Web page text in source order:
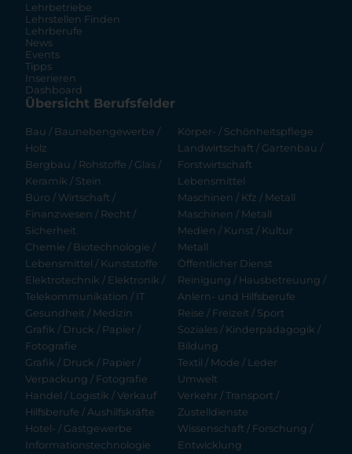
Lehrbetriebe
Lehrstellen Finden
Lehrberufe
News
Events
Tipps
Inserieren
Dashboard
Übersicht Berufsfelder
Bau / Baunebengewerbe /
Holz
Bergbau / Rohstoffe / Glas /
Keramik / Stein
Büro / Wirtschaft /
Finanzwesen / Recht /
Sicherheit
Chemie / Biotechnologie /
Lebensmittel / Kunststoffe
Elektrotechnik / Elektronik /
Telekommunikation / IT
Gesundheit / Medizin
Grafik / Druck / Papier /
Fotografie
Grafik / Druck / Papier /
Verpackung / Fotografie
Handel / Logistik / Verkauf
Hilfsberufe / Aushilfskräfte
Hotel- / Gastgewerbe
Informationstechnologie
Körper- / Schönheitspflege
Landwirtschaft / Gartenbau /
Forstwirtschaft
Lebensmittel
Maschinen / Kfz / Metall
Maschinen / Metall
Medien / Kunst / Kultur
Metall
Öffentlicher Dienst
Reinigung / Hausbetreuung /
Anlern- und Hilfsberufe
Reise / Freizeit / Sport
Soziales / Kinderpädagogik /
Bildung
Textil / Mode / Leder
Umwelt
Verkehr / Transport /
Zustelldienste
Wissenschaft / Forschung /
Entwicklung